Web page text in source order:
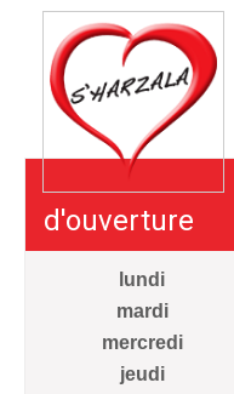
d'ouverture
lundi
mardi
mercredi
jeudi